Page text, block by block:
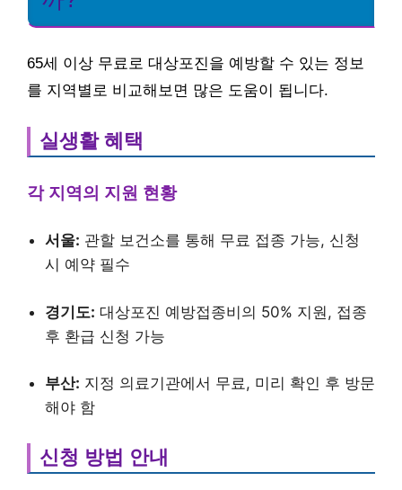
65세 이상 무료로 대상포진을 예방할 수 있는 정보
를 지역별로 비교해보면 많은 도움이 됩니다.
실생활 혜택
각 지역의 지원 현황
서울: 관할 보건소를 통해 무료 접종 가능, 신청
시 예약 필수
경기도: 대상포진 예방접종비의 50% 지원, 접종
후 환급 신청 가능
부산: 지정 의료기관에서 무료, 미리 확인 후 방문
해야 함
신청 방법 안내